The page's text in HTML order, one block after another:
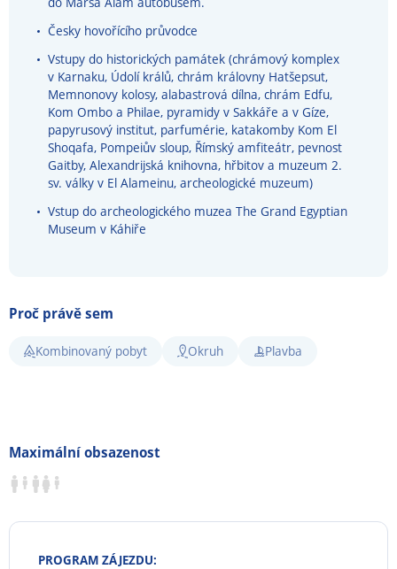
Česky hovořícího průvodce
Vstupy do historických památek (chrámový komplex
v Karnaku, Údolí králů, chrám královny Hatšepsut,
Memnonovy kolosy, alabastrová dílna, chrám Edfu,
Kom Ombo a Philae, pyramidy v Sakkáře a v Gíze,
papyrusový institut, parfumérie, katakomby Kom El
Shoqafa, Pompeiův sloup, Římský amfiteátr, pevnost
Gaitby, Alexandrijská knihovna, hřbitov a muzeum 2.
sv. války v El Alameinu, archeologické muzeum)
Vstup do archeologického muzea The Grand Egyptian
Museum v Káhiře
Proč právě sem
Kombinovaný pobyt Okruh Plavba
Maximální obsazenost
PROGRAM ZÁJEZDU: